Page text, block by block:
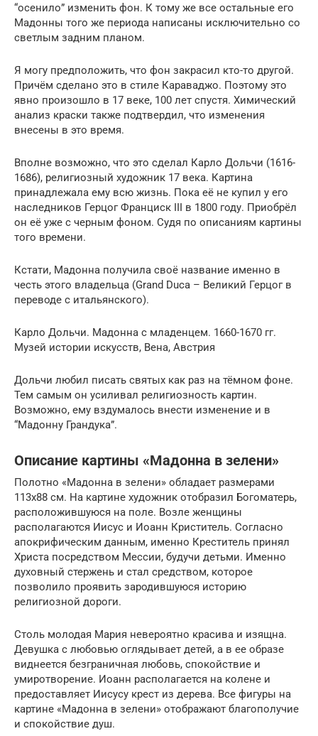
“осенило” изменить фон. К тому же все остальные его
Мадонны того же периода написаны исключительно со
светлым задним планом.
Я могу предположить, что фон закрасил кто-то другой.
Причём сделано это в стиле Караваджо. Поэтому это
явно произошло в 17 веке, 100 лет спустя. Химический
анализ краски также подтвердил, что изменения
внесены в это время.
Вполне возможно, что это сделал Карло Дольчи (1616-
1686), религиозный художник 17 века. Картина
принадлежала ему всю жизнь. Пока её не купил у его
наследников Герцог Франциск III в 1800 году. Приобрёл
он её уже с черным фоном. Судя по описаниям картины
того времени.
Кстати, Мадонна получила своё название именно в
честь этого владельца (Grand Duca – Великий Герцог в
переводе с итальянского).
Карло Дольчи. Мадонна с младенцем. 1660-1670 гг.
Музей истории искусств, Вена, Австрия
Дольчи любил писать святых как раз на тёмном фоне.
Тем самым он усиливал религиозность картин.
Возможно, ему вздумалось внести изменение и в
“Мадонну Грандука”.
Описание картины «Мадонна в зелени»
Полотно «Мадонна в зелени» обладает размерами
113х88 см. На картине художник отобразил Богоматерь,
расположившуюся на поле. Возле женщины
располагаются Иисус и Иоанн Криститель. Согласно
апокрифическим данным, именно Креститель принял
Христа посредством Мессии, будучи детьми. Именно
духовный стержень и стал средством, которое
позволило проявить зародившуюся историю
религиозной дороги.
Столь молодая Мария невероятно красива и изящна.
Девушка с любовью оглядывает детей, а в ее образе
виднеется безграничная любовь, спокойствие и
умиротворение. Иоанн располагается на колене и
предоставляет Иисусу крест из дерева. Все фигуры на
картине «Мадонна в зелени» отображают благополучие
и спокойствие душ.